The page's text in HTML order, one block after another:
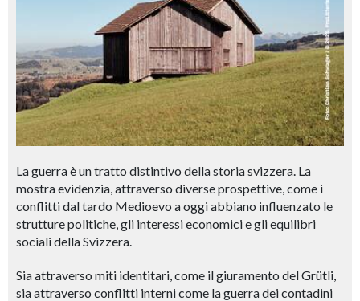
La guerra è un tratto distintivo della storia svizzera. La
mostra evidenzia, attraverso diverse prospettive, come i
conflitti dal tardo Medioevo a oggi abbiano influenzato le
strutture politiche, gli interessi economici e gli equilibri
sociali della Svizzera.
Sia attraverso miti identitari, come il giuramento del Grütli,
sia attraverso conflitti interni come la guerra dei contadini